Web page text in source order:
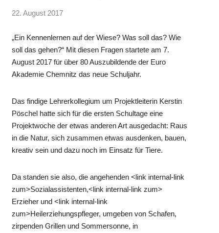
22. August 2017
„Ein Kennenlernen auf der Wiese? Was soll das? Wie
soll das gehen?“ Mit diesen Fragen startete am 7.
August 2017 für über 80 Auszubildende der Euro
Akademie Chemnitz das neue Schuljahr.
Das findige Lehrerkollegium um Projektleiterin Kerstin
Pöschel hatte sich für die ersten Schultage eine
Projektwoche der etwas anderen Art ausgedacht: Raus
in die Natur, sich zusammen etwas ausdenken, bauen,
kreativ sein und dazu noch im Einsatz für Tiere.
Da standen sie also, die angehenden <link internal-link
zum>Sozialassistenten,<link internal-link zum>
Erzieher und <link internal-link
zum>Heilerziehungspfleger, umgeben von Schafen,
zirpenden Grillen und Sommersonne, in